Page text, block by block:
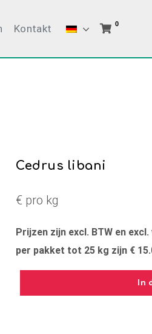
Kontakt 0
Cedrus libani
€ pro kg
Prijzen zijn excl. BTW en
per pakket tot 25 kg zijn €
In